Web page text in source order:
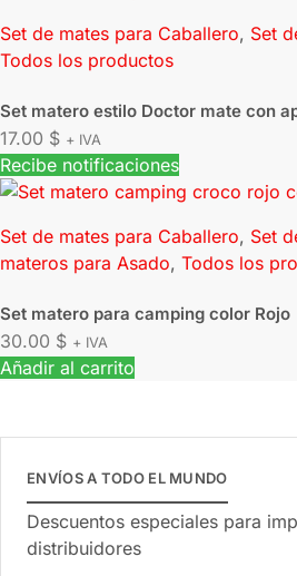
Set de mates para Caballero, Set
Todos los productos
Set matero estilo Doctor mate con
17.00 $ + IVA
Recibe notificaciones
Set de mates para Caballero, Set
materos para Asado, Todos los
Set matero para camping color Rojo
30.00 $ + IVA
Añadir al carrito
ENVÍOS A TODO EL MUNDO
Descuentos especiales para
distribuidores